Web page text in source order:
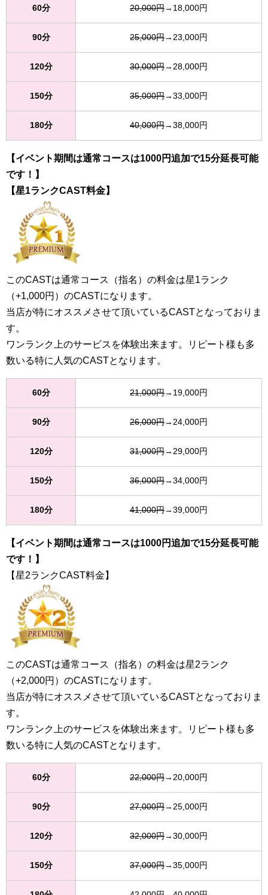
60分 20,000円→18,000円
90分 25,000円→23,000円
120分 30,000円→28,000円
150分 35,000円→33,000円
180分 40,000円→38,000円
【イベント期間は通常コースは1000円追加で15分延長可能
です！】
【星1ランクCAST料金】
このCASTは通常コース（指名）の料金は星1ランク
（+1,000円）のCASTになります。
当店が特にオススメさせて頂いているCASTとなっておりま
す。
ワンランク上のサービスを体験出来ます。リピート様も多
数いる特に人気のCASTとなります。
60分 21,000円→19,000円
90分 26,000円→24,000円
120分 31,000円→29,000円
150分 36,000円→34,000円
180分 41,000円→39,000円
【イベント期間は通常コースは1000円追加で15分延長可能
です！】
【星2ランクCAST料金】
このCASTは通常コース（指名）の料金は星2ランク
（+2,000円）のCASTになります。
当店が特にオススメさせて頂いているCASTとなっておりま
す。
ワンランク上のサービスを体験出来ます。リピート様も多
数いる特に人気のCASTとなります。
60分 22,000円→20,000円
90分 27,000円→25,000円
120分 32,000円→30,000円
150分 37,000円→35,000円